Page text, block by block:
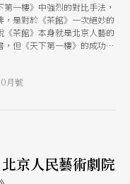
一樓》中強烈的對比手法，
，是對於《茶館》一次絕妙的
《茶館》本身就是北京人藝的
，但《天下第一樓》的成功之
次將近五百場，還改編為電
北京人藝奧運演出季的開幕
月號
京人民藝術劇院